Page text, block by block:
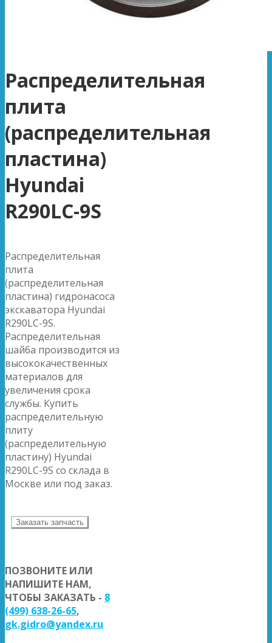
Распределительная
плита
(распределительная
пластина)
Hyundai
R290LC-9S
Распределительная
плита
(распределительная
пластина) гидронасоса
экскаватора Hyundai
R290LC-9S.
Распределительная
шайба производится из
высококачественных
материалов для
увеличения срока
службы. Купить
распределительную
плиту
(распределительную
пластину) Hyundai
R290LC-9S со склада в
Москве или под заказ.
Заказать запчасть
ПОЗВОНИТЕ ИЛИ
НАПИШИТЕ НАМ,
ЧТОБЫ ЗАКАЗАТЬ - 8
(499) 638-26-65,
gk.gidro@yandex.ru